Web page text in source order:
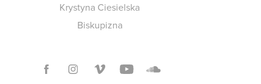
Krystyna Ciesielska
Biskupizna